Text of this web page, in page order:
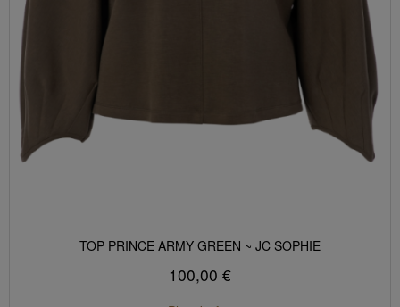
TOP PRINCE ARMY GREEN ~ JC SOPHIE
100,00 €